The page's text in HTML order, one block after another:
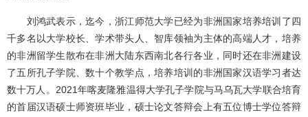
刘鸿武表示，迄今，浙江师范大学已经为非洲国家培养培训了四
千多名以大学校长、学术带头人、智库领袖为主体的高端人才，培养
的非洲留学生散布在非洲大陆东西南北各行各业，同时还在非洲建设
了五所孔子学院、数十个教学点，培养培训的非洲国家汉语学习者达
数十万人。2021年喀麦隆雅温得大学孔子学院与马乌瓦大学联合培育
的首届汉语硕士师资班毕业，硕士论文答辩会上有五位博士学位答辩